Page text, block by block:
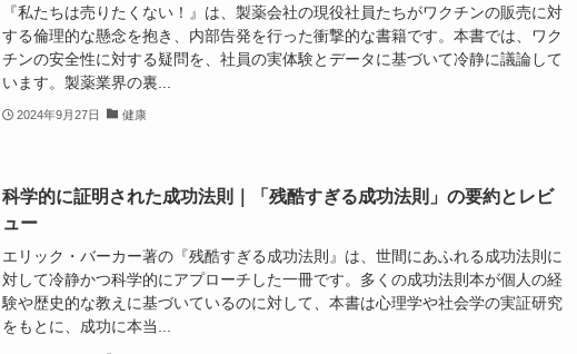
『私たちは売りたくない！』は、製薬会社の現役社員たちがワクチンの販売に対
する倫理的な懸念を抱き、内部告発を行った衝撃的な書籍です。本書では、ワク
チンの安全性に対する疑問を、社員の実体験とデータに基づいて冷静に議論して
います。製薬業界の裏...
2024年9月27日 健康
科学的に証明された成功法則｜「残酷すぎる成功法則」の要約とレビ
ュー
エリック・バーカー著の『残酷すぎる成功法則』は、世間にあふれる成功法則に
対して冷静かつ科学的にアプローチした一冊です。多くの成功法則本が個人の経
験や歴史的な教えに基づいているのに対して、本書は心理学や社会学の実証研究
をもとに、成功に本当...